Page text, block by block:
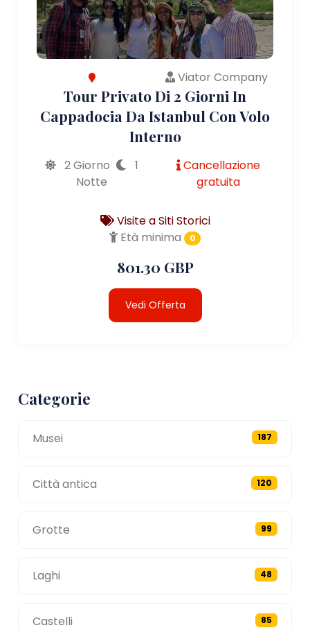
Viator Company
Tour Privato Di 2 Giorni In
Cappadocia Da Istanbul Con Volo
Interno
2 Giorno
1
Notte
Cancellazione
gratuita
Visite a Siti Storici
Età minima
0
801.30 GBP
Vedi Offerta
Categorie
Musei 187
Città antica 120
Grotte 99
Laghi 48
Castelli 85